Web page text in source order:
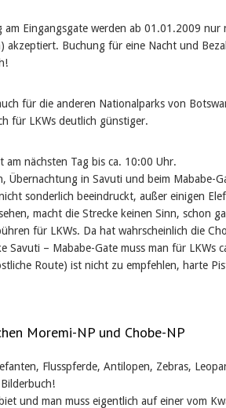
am Eingangsgate werden ab 01.01.2009 nur
akzeptiert. Buchung für eine Nacht und
für die anderen Nationalparks von
für LKWs deutlich günstiger.
nächsten Tag bis ca. 10:00 Uhr.
Übernachtung in Savuti und beim Mababe-
sonderlich beeindruckt, außer einigen
macht die Strecke keinen Sinn, schon
für LKWs. Da hat wahrscheinlich die
Savuti – Mababe-Gate muss man für LKWs
Route) ist nicht zu empfehlen, harte
Moremi-NP und Chobe-NP
Flusspferde, Antilopen, Zebras,
und man muss eigentlich auf einer vom